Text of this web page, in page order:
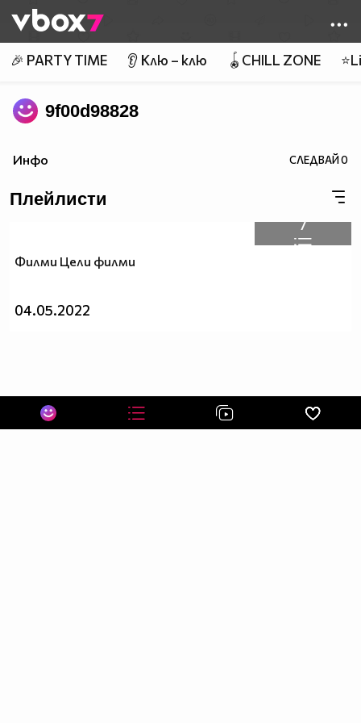
👾
🎉 PARTY TIME 👂 Клю – клю 🪀CHILL ZONE
9f00d98828
Инфо СЛЕДВАЙ0
Плейлисти
7
Филми Цели филми
04.05.2022